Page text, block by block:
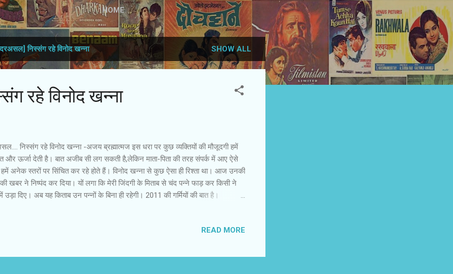
HOME
दरअसल] निस्‍संग रहे विनोद खन्‍ना SHOW ALL
रहे विनोद खन्‍ना
निस्‍संग रहे विनोद खन्‍ना -अजय ब्रह्मात्‍मज इस धरा पर कुछ व्‍यक्तियों की मौजूदगी हमें
और ऊर्जा देती है। बात अजीब सी लग सकती है,लेकिन माता-पिता की तरह संपर्क में आए ऐसे
अनेक स्‍तरों पर सिंचित कर रहे होते हैं। विनोद खन्‍ना से कुछ ऐसा ही रिश्‍ता था। आज उनकी
खबर ने निष्‍पंद कर दिया। यों लगा कि मेरी जिंदगी के मिताब से चंद पन्‍ने फाड़ कर किसी ने
उड़ा दिए। अब यह किताब उन पन्‍नों के बिना ही रहेगी। 2011 की गर्मियों की बात है।
तो यह चलन ही बंद हो गया है। बहरहाल,ऐसी यात्राओं में फिल्‍म यूनिट के सदस्‍यों से अनौपचारिक
नमस्‍कार करने के बाद उनके सामने बैठते ही मुझे काठ मार गया। जुबान तालु से चिपक गई। मैं
READ MORE